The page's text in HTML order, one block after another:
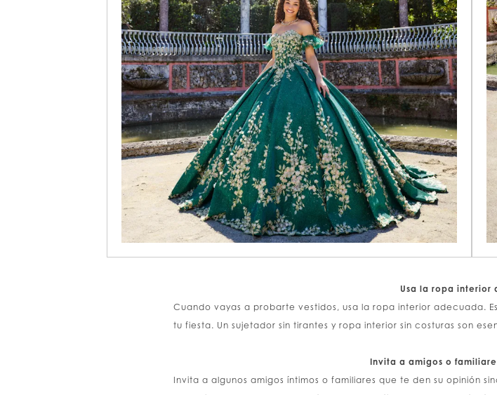
Usa la ropa interior
Cuando vayas a probarte vestidos, usa la ropa interior adecuada.
tu fiesta. Un sujetador sin tirantes y ropa interior sin costuras son
Invita a amigos o
Invita a algunos amigos íntimos o familiares que te den su opinión